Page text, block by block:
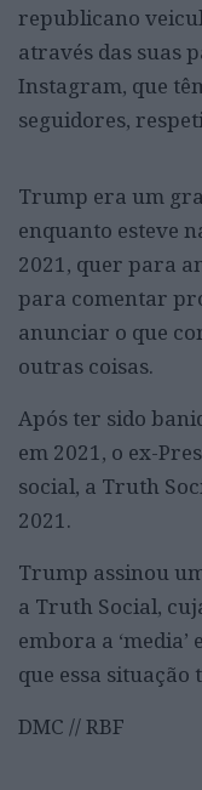
republicano
através das suas
Instagram, que
seguidores,
Trump era um
enquanto esteve
2021, quer para
para comentar
anunciar o que
outras coisas.
Após ter sido
em 2021, o ex-
social, a Truth
2021.
Trump assinou
a Truth Social,
embora a
que essa
DMC // RBF